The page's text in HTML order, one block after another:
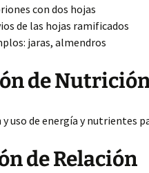
con dos hojas
de las hojas ramificados
jaras, almendros
de
uso de energía y nutrientes
de Relación